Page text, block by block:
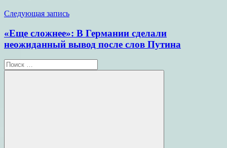
Следующая запись
«Еще сложнее»: В Германии сделали
неожиданный вывод после слов Путина
Поиск
для: